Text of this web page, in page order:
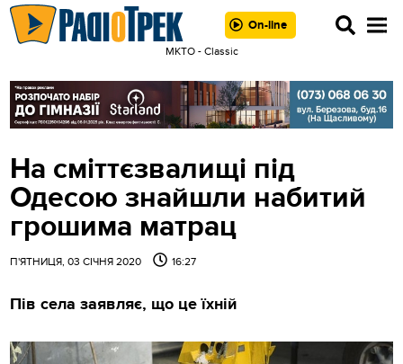
On-line
MKTO - Classic
На сміттєзвалищі під
Одесою знайшли набитий
грошима матрац
П'ЯТНИЦЯ, 03 СІЧНЯ 2020 16:27
Пів села заявляє, що це їхній